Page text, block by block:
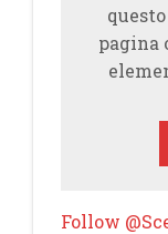
pagina
Follow